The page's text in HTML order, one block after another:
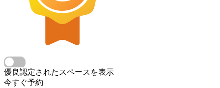
優良認定されたスペースを表示
今すぐ予約